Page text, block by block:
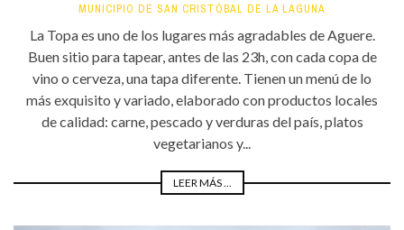
MUNICIPIO DE SAN CRISTÓBAL DE LA LAGUNA
La Topa es uno de los lugares más agradables de Aguere.
Buen sitio para tapear, antes de las 23h, con cada copa de
vino o cerveza, una tapa diferente. Tienen un menú de lo
más exquisito y variado, elaborado con productos locales
de calidad: carne, pescado y verduras del país, platos
vegetarianos y...
LEER MÁS ...